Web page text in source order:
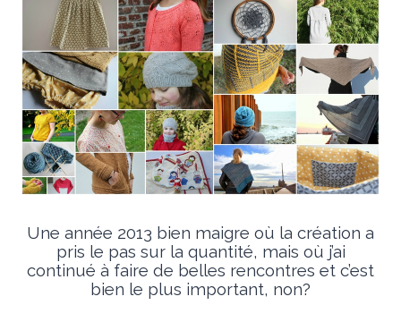
Une année 2013 bien maigre où la création a
pris le pas sur la quantité, mais où j’ai
continué à faire de belles rencontres et c’est
bien le plus important, non?